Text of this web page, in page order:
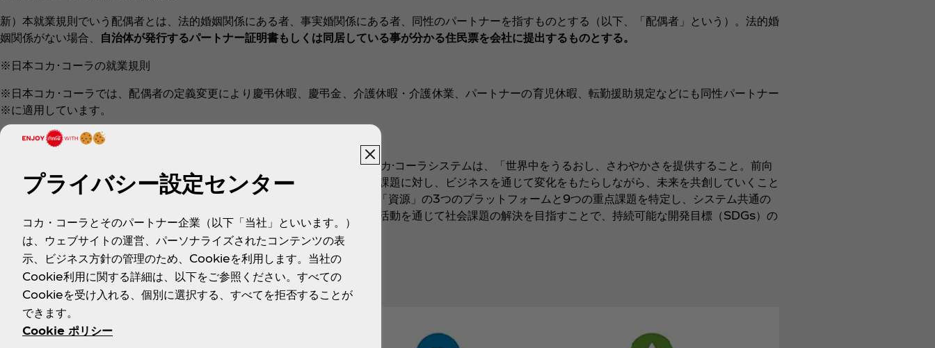
新）本就業規則でいう配偶者とは、法的婚姻関係にある者、事実婚関係にある者、同性のパートナーを指すものとする（以下、「配偶者」という）。法的婚
姻関係がない場合、
自治体が発行するパートナー証明書もしくは同居している事が分かる住民票を会社に提出するものとする。
※日本コカ･コーラの就業規則
※日本コカ･コーラでは、配偶者の定義変更により慶弔休暇、慶弔金、介護休暇・介護休業、パートナーの育児休暇、転勤援助規定などにも同性パートナー
※に適用しています。
■コカ･コーラシステムのサスティナビリティーへの取り組みについて
日本コカ･コーラ株式会社と全国5社のボトリング会社などから構成されるコカ·コーラシステムは、「世界中をうるおし、さわやかさを提供すること。前向
きな変化をもたらすこと。」の事業目的にのっとり、日本が直面する重要な課題に対し、ビジネスを通じて変化をもたらしながら、未来を共創していくこと
に責任を持って取り組みます。2020年には「多様性の尊重」「地域社会」「資源」の3つのプラットフォームと9つの重点課題を特定し、システム共通の
サスティナビリティーフレームワークを策定しました。各領域において事業活動を通じて社会課題の解決を目指すことで、持続可能な開発目標（SDGs）の
達成にも貢献してまいります。
詳しい活動内容については、最新のESGレポートをご覧ください。
www.coca-cola.com/jp/ja/sustainability
プライバシー設定センター
コカ・コーラとそのパートナー企業（以下「当社」といいます。）
は、ウェブサイトの運営、パーソナライズされたコンテンツの表
示、ビジネス方針の管理のため、Cookieを利用します。当社の
Cookie利用に関する詳細は、以下をご参照ください。すべての
Cookieを受け入れる、個別に選択する、すべてを拒否することが
できます。
Cookie ポリシー